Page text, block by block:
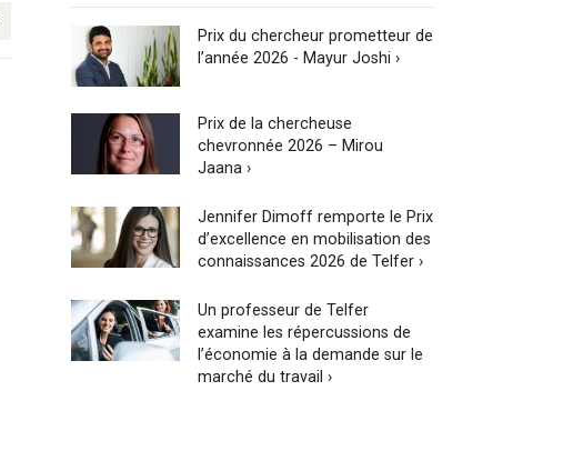
Prix du chercheur prometteur de
l’année 2026 - Mayur Joshi ›
Prix de la chercheuse
chevronnée 2026 – Mirou
Jaana ›
Jennifer Dimoff remporte le Prix
d’excellence en mobilisation des
connaissances 2026 de Telfer ›
Un professeur de Telfer
examine les répercussions de
l’économie à la demande sur le
marché du travail ›